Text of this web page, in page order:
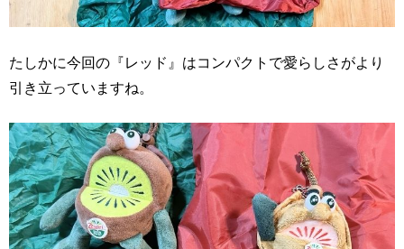
たしかに今回の『レッド』はコンパクトで愛らしさがより
引き立っていますね。